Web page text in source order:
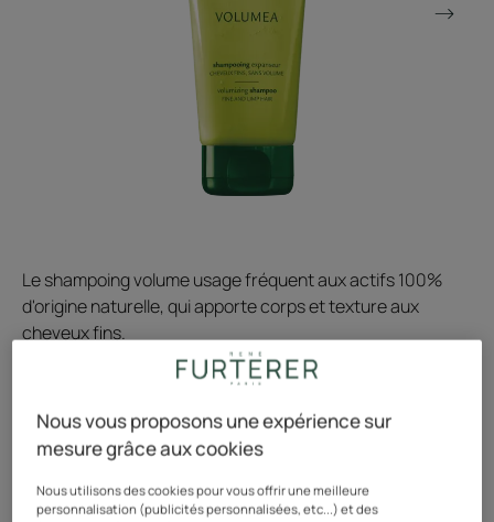
Le shampoing volume usage fréquent aux actifs 100%
d'origine naturelle, qui apporte corps et texture aux
cheveux fins.
85% d’ingrédients d’origine naturelle, sans silicone.
Nous vous proposons une expérience sur
mesure grâce aux cookies
Nous utilisons des cookies pour vous offrir une meilleure
personnalisation (publicités personnalisées, etc...) et des